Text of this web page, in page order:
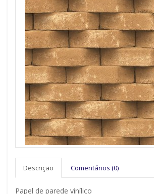
Descrição Comentários (0)
Papel de parede vinílico